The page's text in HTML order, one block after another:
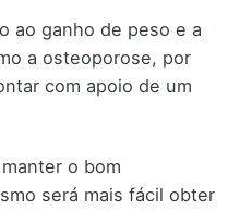
ao ganho de peso e a
a osteoporose, por
com apoio de um
o bom
será mais fácil obter